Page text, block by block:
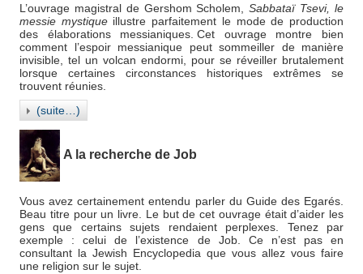
L’ouvrage magistral de Gershom Scholem,
Sabbataï Tsevi, le
messie mystiqueillustre parfaitement le mode de production
des élaborations messianiques. Cet ouvrage montre bien
comment l’espoir messianique peut sommeiller de manière
invisible, tel un volcan endormi, pour se réveiller brutalement
lorsque certaines circonstances historiques extrêmes se
trouvent réunies.
(suite…)
A la recherche de Job
Vous avez certainement entendu parler du Guide des Egarés.
Beau titre pour un livre. Le but de cet ouvrage était d’aider les
gens que certains sujets rendaient perplexes. Tenez par
exemple : celui de l’existence de Job. Ce n’est pas en
consultant la Jewish Encyclopedia que vous allez vous faire
une religion sur le sujet.